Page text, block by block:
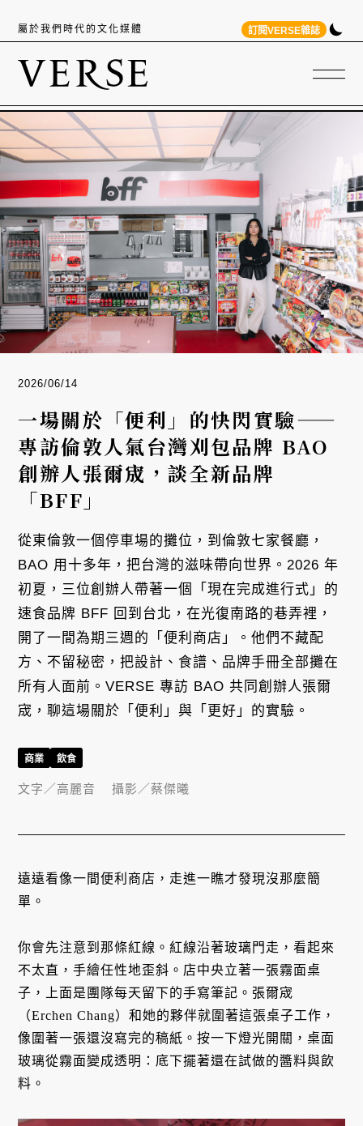
屬於我們時代的文化媒體 訂閱VERSE雜誌
2026/06/14
一場關於「便利」的快閃實驗——
專訪倫敦人氣台灣刈包品牌 BAO
創辦人張爾宬，談全新品牌
「BFF」
從東倫敦一個停車場的攤位，到倫敦七家餐廳，
BAO 用十多年，把台灣的滋味帶向世界。2026 年
初夏，三位創辦人帶著一個「現在完成進行式」的
速食品牌 BFF 回到台北，在光復南路的巷弄裡，
開了一間為期三週的「便利商店」。他們不藏配
方、不留秘密，把設計、食譜、品牌手冊全部攤在
所有人面前。VERSE 專訪 BAO 共同創辦人張爾
宬，聊這場關於「便利」與「更好」的實驗。
遠遠看像一間便利商店，走進一瞧才發現沒那麼簡
單。
你會先注意到那條紅線。紅線沿著玻璃門走，看起來
不太直，手繪任性地歪斜。店中央立著一張霧面桌
子，上面是團隊每天留下的手寫筆記。張爾宬
（Erchen Chang）和她的夥伴就圍著這張桌子工作，
像圍著一張還沒寫完的稿紙。按一下燈光開關，桌面
玻璃從霧面變成透明：底下擺著還在試做的醬料與飲
料。
商業 飲食
文字／高麗音 攝影／蔡傑曦